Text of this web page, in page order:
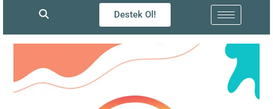
Destek Ol!